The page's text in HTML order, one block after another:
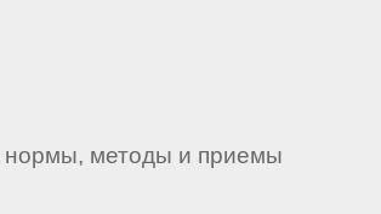
нормы, методы и приемы